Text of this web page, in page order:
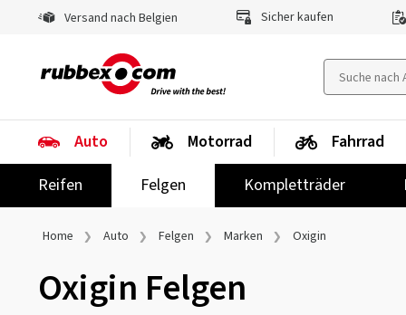
Versand nach Belgien Sicher kaufen
Auto
Reifen
Felgen Kompletträder
Motorrad Fahrrad
Home Auto Felgen Marken Oxigin
Oxigin Felgen